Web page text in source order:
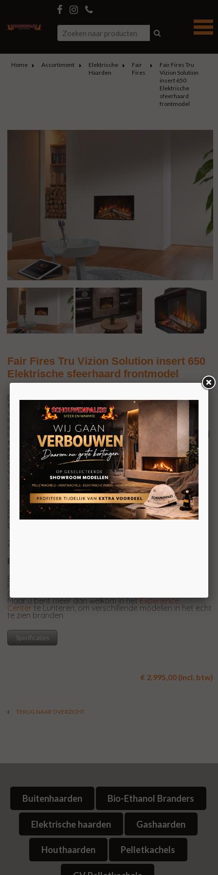
Home Assortiment
Elektrische
Haarden
Fair
Fires
Fair Fires Tru
Vizion Solution
insert 650
Elektrische
sfeerhaard
frontmodel
Fair Fires Tru Vizion Solution insert 650
Elektrische sfeerhaard frontmodel
De Fair Fires Tru Vizion Solution Insert 650 is een
elektrische inzethaard. Met zijn indrukwekkende
vuurbeeld van 65 bij 38,7 centimeter onderscheidt de
Insert 650 zich als een bijzondere keuze onder de
inzethaarden. Naast het creëren van een gezellige sfeer,
levert deze haard ook warmte tot 2 kW. Wat deze haard
echt uniek maakt, is dat er geen zichtbare roosters of
elementen zijn voor het verwarmingselement. Met de
bijgeleverde afstandsbediening kunt u de haard
gemakkelijk besturen. Zo kunt u de helderheid van het
vuurbed en de vlamsnelheid aanpassen. Daarnaast kunt
u kiezen uit een rijk palet van meerdere kleuren om de
sfeer in je ruimte aan te passen aan je stemming en stijl.
De haard is voorzien van een donkere glazen
binnenwand en Deluxe Premium Logs. Bovendien is deze
haard uitstekend geschikt voor gebruik in een nieuw te
bouwen ombouw.
Zowel in frontzicht, tweezijdig of driezijdig verkrijgbaar.
Experience Center
Benieuwd naar de elektrische haarden van Fair Fires?
Helaas hebben wij de elektrisch haarden van Fairfires
(nog) niet in onze showroom in Breda.
Maar u bent meer dan welkom in hetExperience
Center te Lunteren, om verschillende modellen in het echt
te zien branden.
Specificaties
€ 2.995,00 (incl. btw)
TERUG NAAR OVERZICHT
Buitenhaarden Bio-Ethanol Branders
Elektrische haarden Gashaarden
Houthaarden Pelletkachels